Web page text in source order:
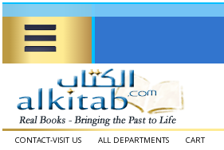
CONTACT-VISIT US ALL DEPARTMENTS CART